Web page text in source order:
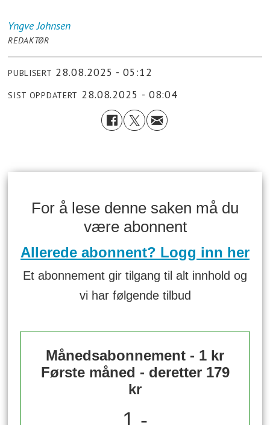
Yngve Johnsen
REDAKTØR
PUBLISERT 28.08.2025 - 05:12
SIST OPPDATERT 28.08.2025 - 08:04
For å lese denne saken må du
være abonnent
Allerede abonnent? Logg inn her
Et abonnement gir tilgang til alt innhold og
vi har følgende tilbud
Månedsabonnement - 1 kr
Første måned - deretter 179
kr
1,-